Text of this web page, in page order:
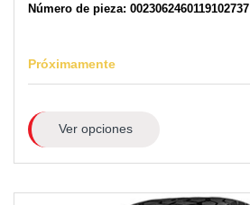
Número de pieza: 0023062460119102737
Próximamente
Ver opciones